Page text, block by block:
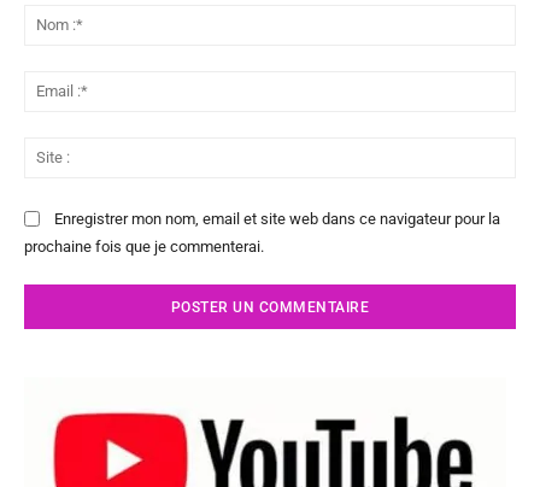
Enregistrer mon nom, email et site web dans ce navigateur pour la
prochaine fois que je commenterai.